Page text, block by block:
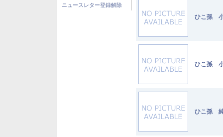
ニュースレター登録解除
ひこ孫
ひこ孫
ひこ孫